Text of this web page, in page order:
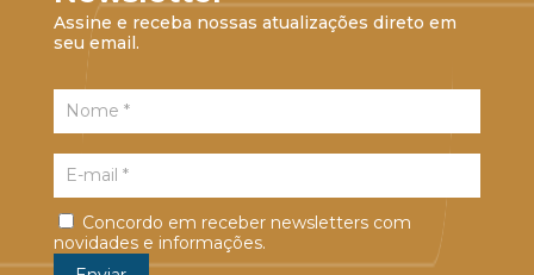
Assine e receba nossas atualizações direto em
seu email.
Concordo em receber newsletters com
novidades e informações.